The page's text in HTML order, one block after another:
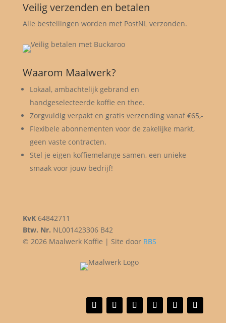
Veilig verzenden en betalen
Alle bestellingen worden met PostNL verzonden.
Waarom Maalwerk?
Lokaal, ambachtelijk gebrand en
handgeselecteerde koffie en thee.
Zorgvuldig verpakt en gratis verzending vanaf €65,-
Flexibele abonnementen voor de zakelijke markt,
geen vaste contracten.
Stel je eigen koffiemelange samen, een unieke
smaak voor jouw bedrijf!
KvK64842711
Btw. Nr. NL001423306 B42
© 2026 Maalwerk Koffie | Site door RBS